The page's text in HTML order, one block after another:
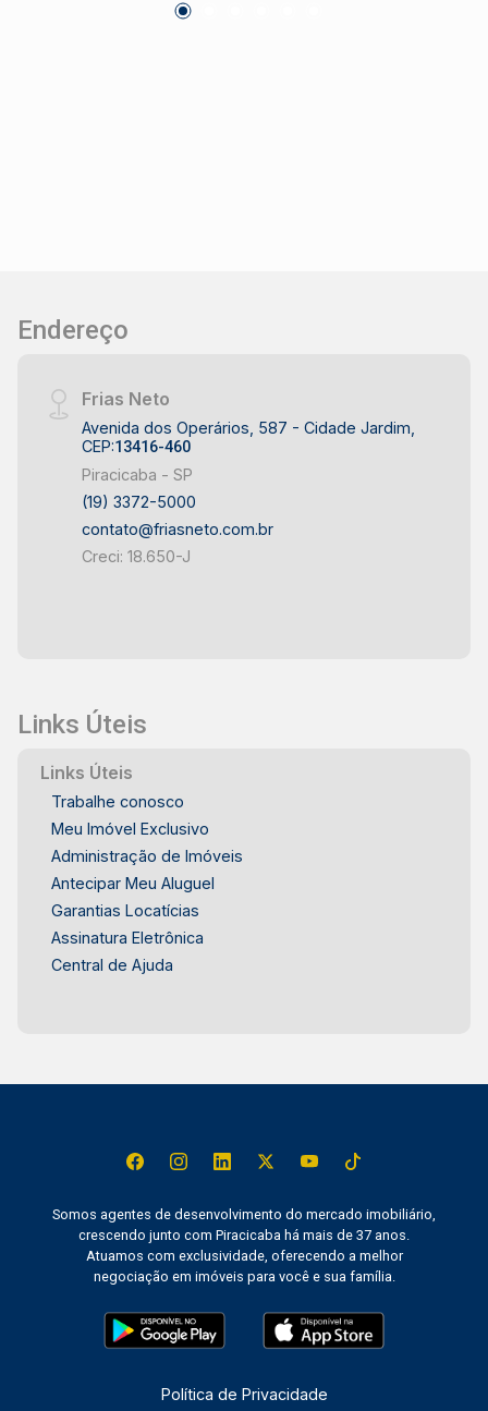
Endereço
Frias Neto
Avenida dos Operários, 587 - Cidade Jardim,
CEP:13416-460
Piracicaba - SP
(19) 3372-5000
contato@friasneto.com.br
Creci: 18.650-J
Links Úteis
Links Úteis
Trabalhe conosco
Meu Imóvel Exclusivo
Administração de Imóveis
Antecipar Meu Aluguel
Garantias Locatícias
Assinatura Eletrônica
Central de Ajuda
Somos agentes de desenvolvimento do mercado imobiliário,
crescendo junto com Piracicaba há mais de 37 anos.
Atuamos com exclusividade, oferecendo a melhor
negociação em imóveis para você e sua família.
Política de Privacidade